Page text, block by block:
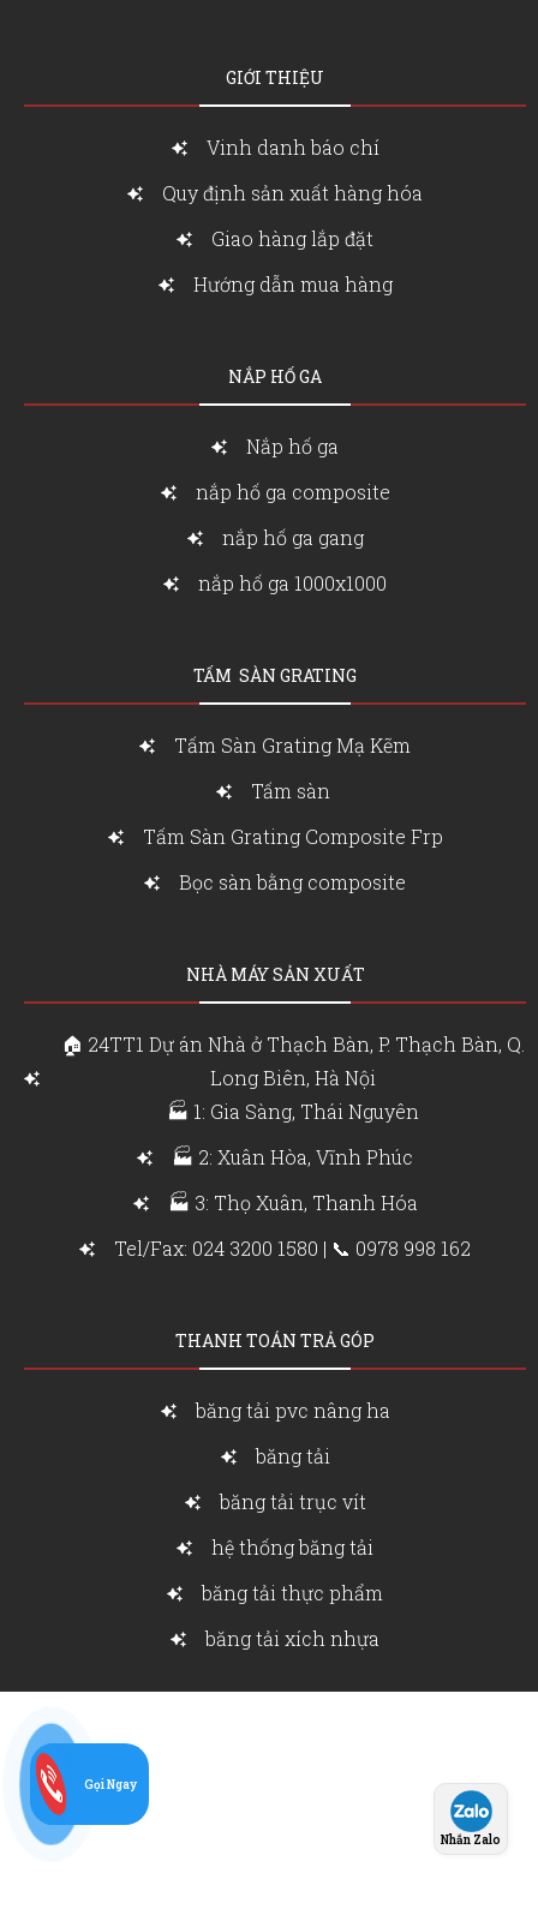
GIỚI THIỆU
Vinh danh báo chí
Quy định sản xuất hàng hóa
Giao hàng lắp đặt
Hướng dẫn mua hàng
NẮP HỐ GA
Nắp hố ga
nắp hố ga composite
nắp hố ga gang
nắp hố ga 1000x1000
TẤM SÀN GRATING
Tấm Sàn Grating Mạ Kẽm
Tấm sàn
Tấm Sàn Grating Composite Frp
Bọc sàn bằng composite
NHÀ MÁY SẢN XUẤT
🏠 24TT1 Dự án Nhà ở Thạch Bàn, P. Thạch Bàn, Q.
Long Biên, Hà Nội
🏭 1: Gia Sàng, Thái Nguyên
🏭 2: Xuân Hòa, Vĩnh Phúc
🏭 3: Thọ Xuân, Thanh Hóa
Tel/Fax: 024 3200 1580 | 📞 0978 998 162
THANH TOÁN TRẢ GÓP
băng tải pvc nâng ha
băng tải
băng tải trục vít
hệ thống băng tải
băng tải thực phẩm
băng tải xích nhựa
Gọi Ngay
Nhắn Zalo